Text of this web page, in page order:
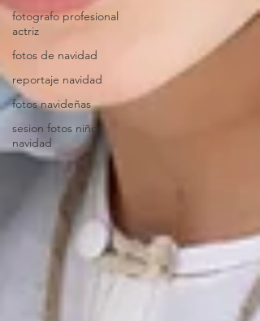
fotografo profesional
actriz
fotos de navidad
reportaje navidad
fotos navideñas
sesion fotos niños
navidad